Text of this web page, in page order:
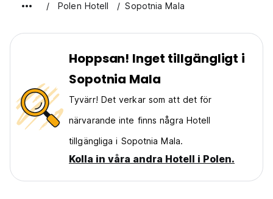
Polen Hotell Sopotnia Mala
Hoppsan! Inget tillgängligt i
Sopotnia Mala
Tyvärr! Det verkar som att det för
närvarande inte finns några Hotell
tillgängliga i Sopotnia Mala.
Kolla in våra andra Hotell i Polen.